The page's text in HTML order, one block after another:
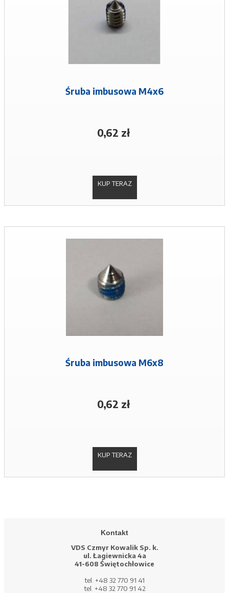
Śruba imbusowa M4x6
0,62 zł
KUP TERAZ
Śruba imbusowa M6x8
0,62 zł
KUP TERAZ
Kontakt
VDS Czmyr Kowalik Sp. k.
ul. Łagiewnicka 4a
41-608 Świętochłowice
tel. +48 32 770 91 41
tel. +48 32 770 91 42